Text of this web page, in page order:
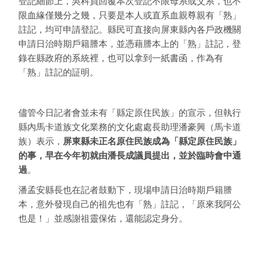
限血緣僅幾分之幾，只要是本人或直系血親尊親有「熟」
註記，均可申請登記。縣民可直接向屏東縣內各戶政機關
申請日治時期戶籍謄本，並憑藉謄本上的「熟」註記，登
錄在縣政府的系統裡，也可以拿到一紙書函，作為有
「熟」註記的証明。
儘管今日記者會並未有「縣定原住民族」的宣示，但執行
縣內馬卡道族文化業務的文化處處長助理潘豪興（馬卡道
族）表示， 屏東縣未正名原住民族成為「縣定原住民族」
的事，早在今年初就由潘長成議員提出，並於臨時會中通
過。
潘孟安縣長也在記者鼓動下，現場申請日治時期戶籍謄
本，意外發現自己的祖先也有「熟」註記，「原來我阿公
也是！」並感謝祖靈保佑，還能認定身分。